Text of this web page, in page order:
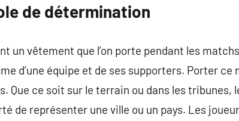
de détermination
un vêtement que l’on porte pendant les
d’une équipe et de ses supporters. Porter ce
Que ce soit sur le terrain ou dans les tribunes,
de représenter une ville ou un pays. Les